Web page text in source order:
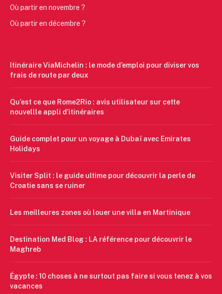
Où partir en novembre ?
Où partir en décembre ?
Itinéraire ViaMichelin : le mode d’emploi pour diviser vos
frais de route par deux
Qu’est ce que Rome2Rio : avis utilisateur sur cette
nouvellle appli d’itinéraires
Guide complet pour un voyage à Dubaï avec Emirates
Holidays
Visiter Split : le guide ultime pour découvrir la perle de
Croatie sans se ruiner
Les meilleures zones où louer une villa en Martinique
Destination Med Blog : LA référence pour découvrir le
Maghreb
Égypte : 10 choses à ne surtout pas faire si vous tenez à vos
vacances